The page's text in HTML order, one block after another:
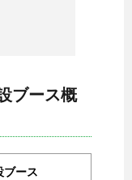
ブース概
ブース